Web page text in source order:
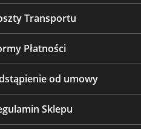
Transportu
Płatności
od umowy
Sklepu